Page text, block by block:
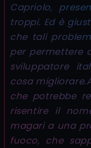
Capriolo,
troppi. Ed è
che tali
per permettere
sviluppatore
cosa
che potrebbe
risentire il
magari a una
fuoco, che